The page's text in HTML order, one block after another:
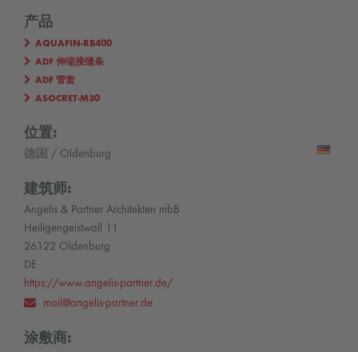
产品
AQUAFIN-RB400
ADF 伸缩接缝条
ADF 管套
ASOCRET-M30
位置:
德国 / Oldenburg
建筑师:
Angelis & Partner Architekten mbB
Heiligengeistwall 11
26122 Oldenburg
DE
https://www.angelis-partner.de/
mail@angelis-partner.de
涂敷商: